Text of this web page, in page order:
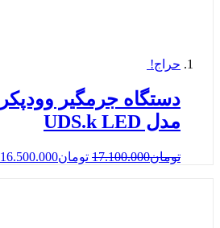
حراج!
مدل UDS.k LED
تومان17.100.000 تومان16.500.000